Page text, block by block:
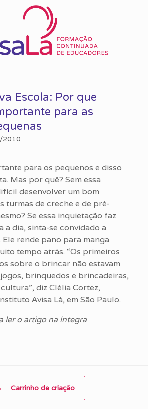
Escola: Por que
para as
2010
para os pequenos e disso
Mas por quê? Sem essa
desenvolver um bom
turmas de creche e de pré-
Se essa inquietação faz
a dia, sinta-se convidado a
Ele rende pano para manga
tempo atrás. “Os primeiros
sobre o brincar não estavam
brinquedos e brincadeiras,
diz Clélia Cortez,
Avisa Lá, em São Paulo.
ler o artigo na íntegra
← Carrinho de criação